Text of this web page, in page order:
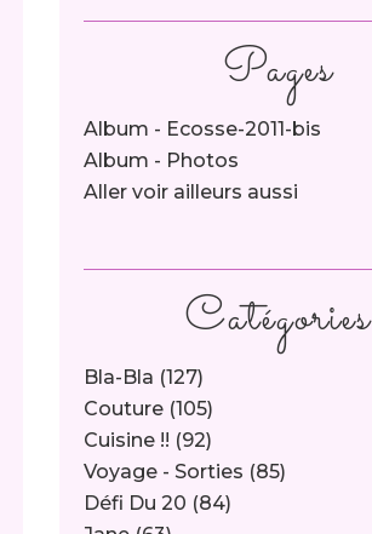
Catégories
Bla-Bla (127)
Couture (105)
Cuisine !! (92)
Voyage - Sorties (85)
Défi Du 20 (84)
Pages
Album - Ecosse-2011-bis
Album - Photos
Aller voir ailleurs aussi